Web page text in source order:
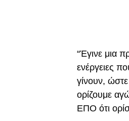
“Έγινε μια
ενέργειες
γίνουν,
ορίζουμε
ΕΠΟ ότι